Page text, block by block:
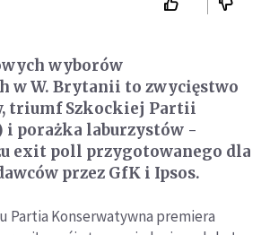
wyborów
w W. Brytanii to zwycięstwo
triumf Szkockiej Partii
i porażka laburzystów -
exit poll przygotowanego dla
przez GfK i Ipsos.
Partia Konserwatywna premiera